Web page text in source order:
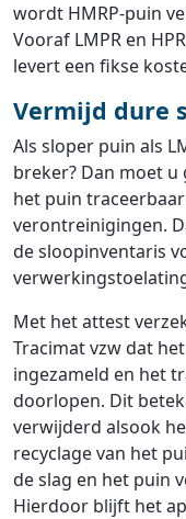
wordt HMRP-puin
Vooraf LMPR en
levert een fikse
Vermijd dure
Als sloper puin als
breker? Dan moet
het puin
verontreinigingen.
de sloopinventaris
Met het attest
Tracimat vzw dat
ingezameld en het
doorlopen. Dit
verwijderd alsook
recyclage van het
de slag en het puin
Hierdoor blijft het